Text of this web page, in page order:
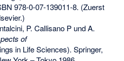
978-0-07-139011-8. (Zuerst
P. Callisano P und A.
of
in Life Sciences). Springer,